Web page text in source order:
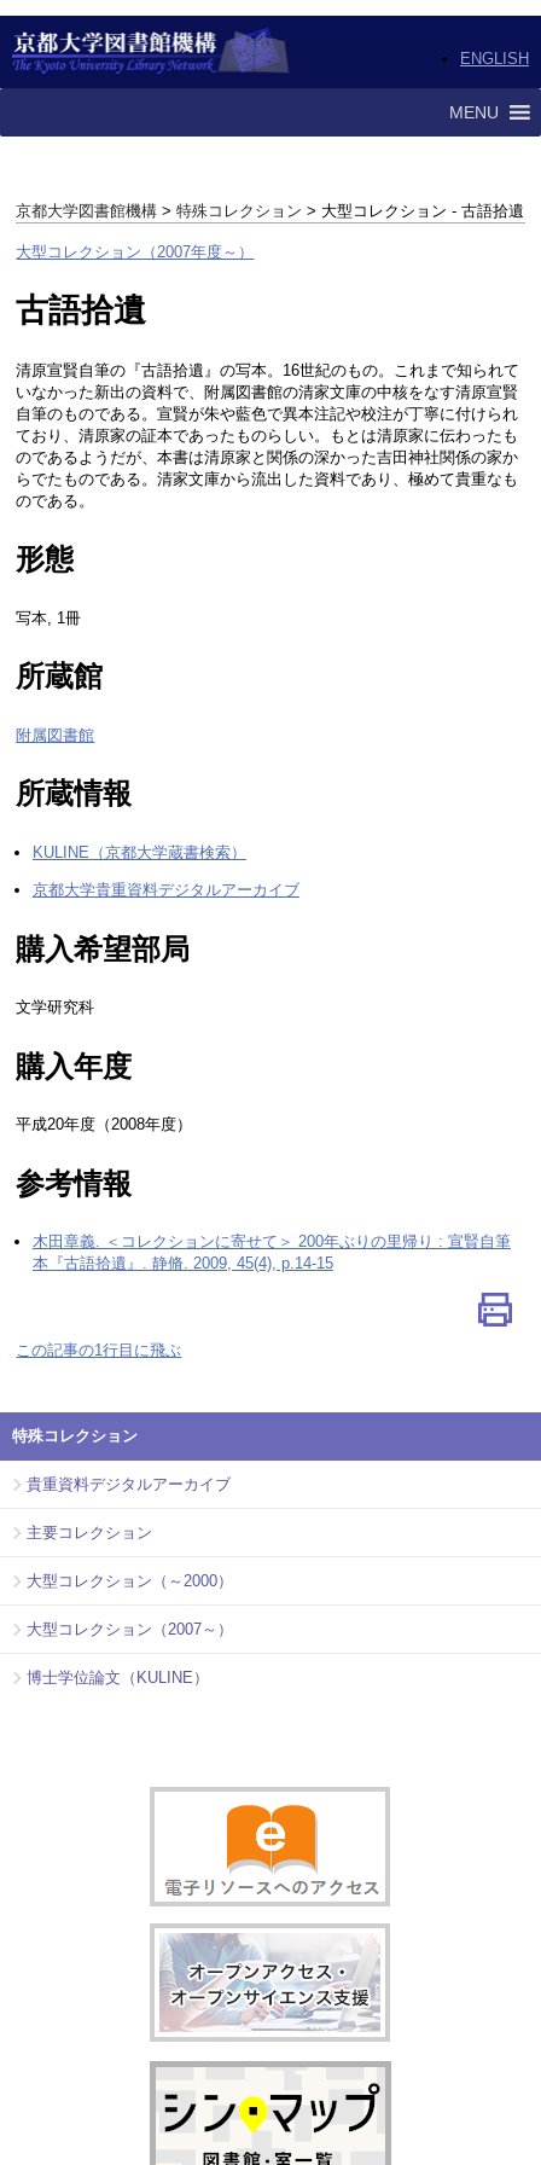
ENGLISH
MENU
京都大学図書館機構 >特殊コレクション > 大型コレクション - 古語拾遺
大型コレクション（2007年度～）
古語拾遺
清原宣賢自筆の『古語拾遺』の写本。16世紀のもの。これまで知られて
いなかった新出の資料で、附属図書館の清家文庫の中核をなす清原宣賢
自筆のものである。宣賢が朱や藍色で異本注記や校注が丁寧に付けられ
ており、清原家の証本であったものらしい。もとは清原家に伝わったも
のであるようだが、本書は清原家と関係の深かった吉田神社関係の家か
らでたものである。清家文庫から流出した資料であり、極めて貴重なも
のである。
形態
写本, 1冊
所蔵館
附属図書館
所蔵情報
KULINE（京都大学蔵書検索）
京都大学貴重資料デジタルアーカイブ
購入希望部局
文学研究科
購入年度
平成20年度（2008年度）
参考情報
木田章義. ＜コレクションに寄せて＞ 200年ぶりの里帰り : 宣賢自筆
本『古語拾遺』. 静脩. 2009, 45(4), p.14-15
この記事の1行目に飛ぶ
特殊コレクション
貴重資料デジタルアーカイブ
主要コレクション
大型コレクション（～2000）
大型コレクション（2007～）
博士学位論文（KULINE）